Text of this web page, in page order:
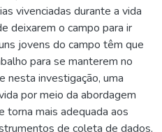
vivenciadas durante a vida
deixarem o campo para ir
jovens do campo têm que
para se manterem no
nesta investigação, uma
por meio da abordagem
torna mais adequada aos
de coleta de dados,